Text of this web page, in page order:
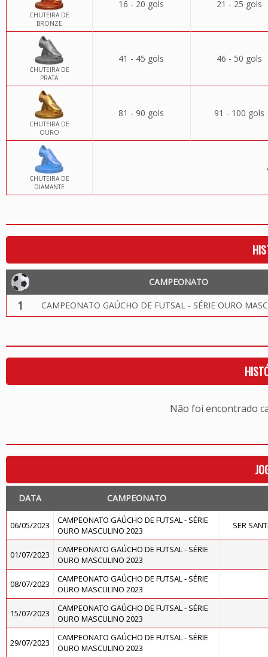
CHUTEIRA DE
BRONZE
16 - 20 gols 21 - 25 gols
CHUTEIRA DE
PRATA
41 - 45 gols 46 - 50 gols
CHUTEIRA DE
OURO
81 - 90 gols 91 - 100 gols
CHUTEIRA DE
DIAMANTE
CAMPEONATO
1 CAMPEONATO GAÚCHO DE FUTSAL - SÉRIE OURO
Não foi encontrado
DATA CAMPEONATO
06/05/2023
CAMPEONATO GAÚCHO DE FUTSAL - SÉRIE
OURO MASCULINO 2023
SER
01/07/2023
CAMPEONATO GAÚCHO DE FUTSAL - SÉRIE
OURO MASCULINO 2023
08/07/2023
CAMPEONATO GAÚCHO DE FUTSAL - SÉRIE
OURO MASCULINO 2023
15/07/2023
CAMPEONATO GAÚCHO DE FUTSAL - SÉRIE
OURO MASCULINO 2023
29/07/2023
CAMPEONATO GAÚCHO DE FUTSAL - SÉRIE
OURO MASCULINO 2023